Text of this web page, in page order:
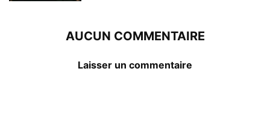
AUCUN COMMENTAIRE
Laisser un commentaire